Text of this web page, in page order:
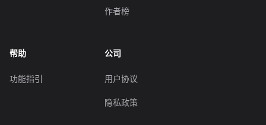
作者榜
帮助
功能指引
公司
用户协议
隐私政策